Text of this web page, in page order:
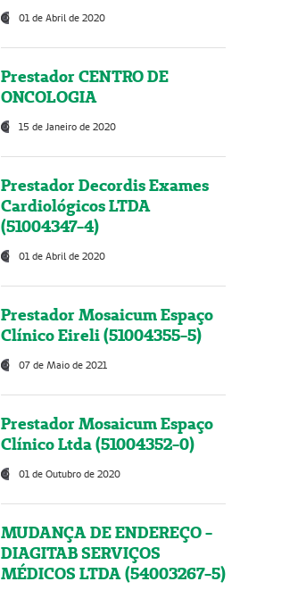
01 de Abril de 2020
Prestador CENTRO DE
ONCOLOGIA
15 de Janeiro de 2020
Prestador Decordis Exames
Cardiológicos LTDA
(51004347-4)
01 de Abril de 2020
Prestador Mosaicum Espaço
Clínico Eireli (51004355-5)
07 de Maio de 2021
Prestador Mosaicum Espaço
Clínico Ltda (51004352-0)
01 de Outubro de 2020
MUDANÇA DE ENDEREÇO -
DIAGITAB SERVIÇOS
MÉDICOS LTDA (54003267-5)